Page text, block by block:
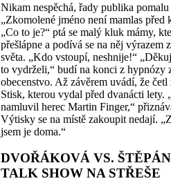
Nikam nespěchá, řady publika
„Zkomolené jméno není mamlas před
„Co to je?“ ptá se malý kluk mámy,
přešlápne a podívá se na něj výrazem
světa. „Kdo vstoupí, neshnije!“
to vydrželi,“ budí na konci z hypnózy
obecenstvo. Až závěrem uvádí, že
Stisk, kterou vydal před dvanácti lety.
namluvil herec Martin Finger,“
Výtisky se na místě zakoupit nedají.
jsem je doma.“
DVOŘÁKOVÁ VS.
TALK SHOW NA STŘEŠE